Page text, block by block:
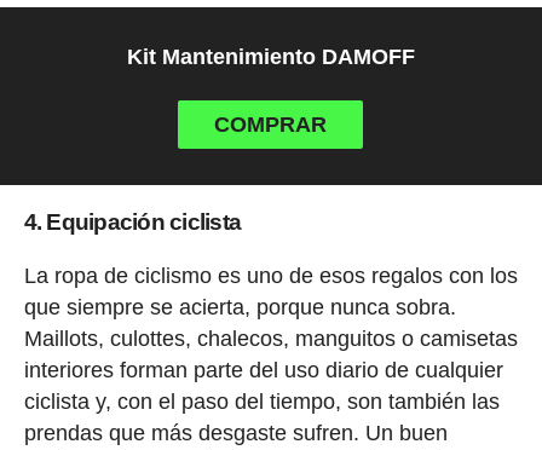
Kit Mantenimiento DAMOFF
COMPRAR
4. Equipación ciclista
La ropa de ciclismo es uno de esos regalos con los
que siempre se acierta, porque nunca sobra.
Maillots, culottes, chalecos, manguitos o camisetas
interiores forman parte del uso diario de cualquier
ciclista y, con el paso del tiempo, son también las
prendas que más desgaste sufren. Un buen